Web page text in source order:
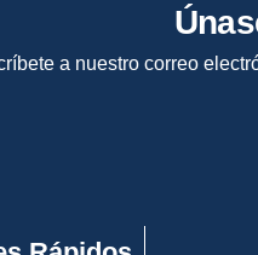
a nuestro correo